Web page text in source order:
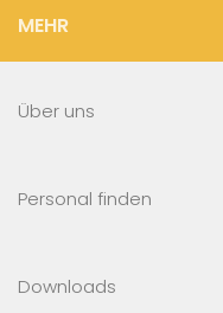
MEHR
Über uns
Personal finden
Downloads